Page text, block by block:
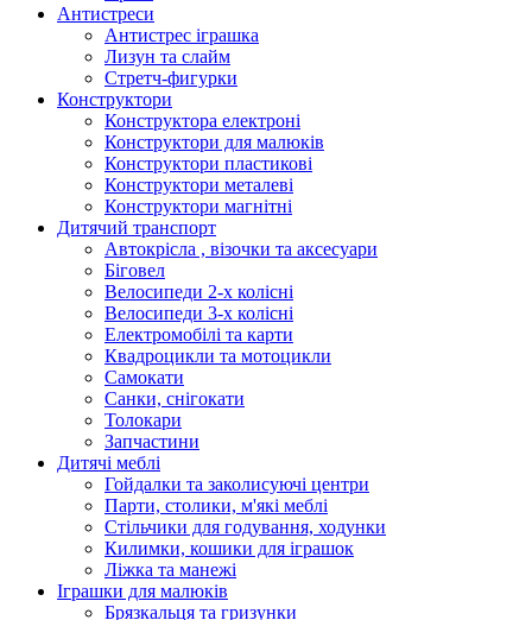
Антистреси
Антистрес іграшка
Лизун та слайм
Стретч-фигурки
Конструктори
Конструктора електроні
Конструктори для малюків
Конструктори пластикові
Конструктори металеві
Конструктори магнітні
Дитячий транспорт
Автокрісла , візочки та аксесуари
Біговел
Велосипеди 2-х колісні
Велосипеди 3-х колісні
Електромобілі та карти
Квадроцикли та мотоцикли
Самокати
Санки, снігокати
Толокари
Запчастини
Дитячі меблі
Гойдалки та заколисуючі центри
Парти, столики, м'які меблі
Стільчики для годування, ходунки
Килимки, кошики для іграшок
Ліжка та манежі
Іграшки для малюків
Брязкальця та гризунки